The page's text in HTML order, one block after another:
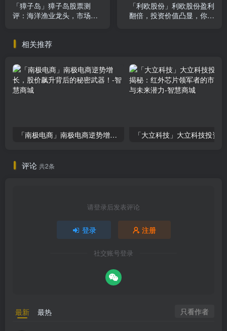
「獐子岛」獐子岛股票测
评：海洋渔业龙头，市场信
「利欧股份」利欧股份盈利
翻倍，投资价值凸显，你不
相关推荐
「南极电商」南极电商逆势增长，股价飙升背后的秘密武器！
评论 共2条
请登录后发表评论
登录 注册
社交账号登录
最新 最热 只看作者